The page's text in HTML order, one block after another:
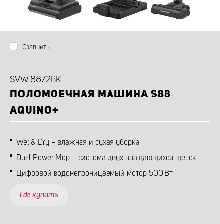
Сравнить
SVW 8872BK
ПОЛОМОЕЧНАЯ МАШИНА S88
AQUINO+
Wet & Dry – влажная и сухая уборка
Dual Power Mop – система двух вращающихся щёток
Цифровой водонепроницаемый мотор 500 Вт
Где купить